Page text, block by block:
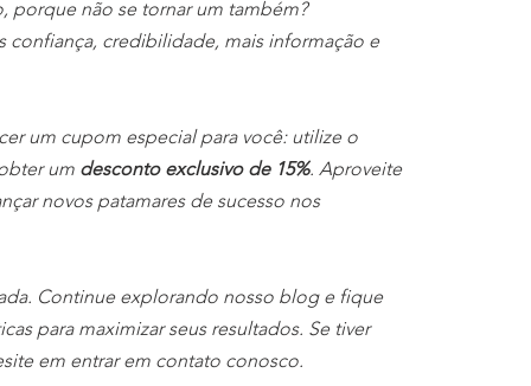
porque não se tornar um também?
confiança, credibilidade, mais informação e
um cupom especial para você: utilize o
um desconto exclusivo de 15%. Aproveite
novos patamares de sucesso nos
Continue explorando nosso blog e fique
para maximizar seus resultados. Se tiver
em entrar em contato conosco.